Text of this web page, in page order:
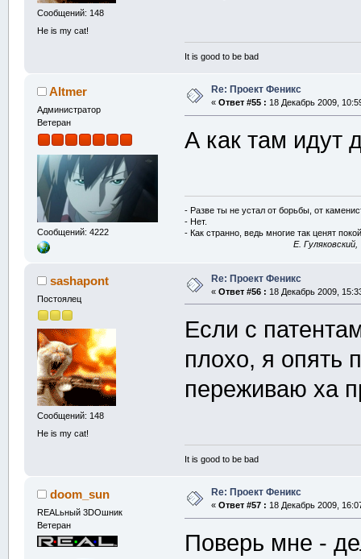
Сообщений: 148
He is my cat!
It is good to be bad
Altmer
Администратор
Ветеран
Сообщений: 4222
Re: Проект Феникс
« Ответ #55 : 18 Декабрь 2009,
А как там идут
- Разве ты не устал от борьбы, от
- Нет.
- Как странно, ведь многие так ценят
E.
sashapont
Постоялец
Сообщений: 148
He is my cat!
Re: Проект Феникс
« Ответ #56 : 18 Декабрь 2009,
Если с
плохо, я опять
переживаю ха
It is good to be bad
doom_sun
REALьный 3DOшник
Ветеран
Re: Проект Феникс
« Ответ #57 : 18 Декабрь 2009,
Поверь мне -